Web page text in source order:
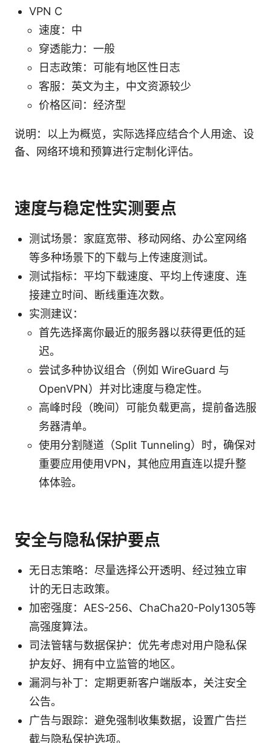
VPN C
速度：中
穿透能力：一般
日志政策：可能有地区性日志
客服：英文为主，中文资源较少
价格区间：经济型
说明：以上为概览，实际选择应结合个人用途、设
备、网络环境和预算进行定制化评估。
速度与稳定性实测要点
测试场景：家庭宽带、移动网络、办公室网络
等多种场景下的下载与上传速度测试。
测试指标：平均下载速度、平均上传速度、连
接建立时间、断线重连次数。
实测建议：
首先选择离你最近的服务器以获得更低的延
迟。
尝试多种协议组合（例如 WireGuard 与
OpenVPN）并对比速度与稳定性。
高峰时段（晚间）可能负载更高，提前备选服
务器清单。
使用分割隧道（Split Tunneling）时，确保对
重要应用使用VPN，其他应用直连以提升整
体体验。
安全与隐私保护要点
无日志策略：尽量选择公开透明、经过独立审
计的无日志政策。
加密强度：AES-256、ChaCha20-Poly1305等
高强度算法。
司法管辖与数据保护：优先考虑对用户隐私保
护友好、拥有中立监管的地区。
漏洞与补丁：定期更新客户端版本，关注安全
公告。
广告与跟踪：避免强制收集数据，设置广告拦
截与隐私保护选项。